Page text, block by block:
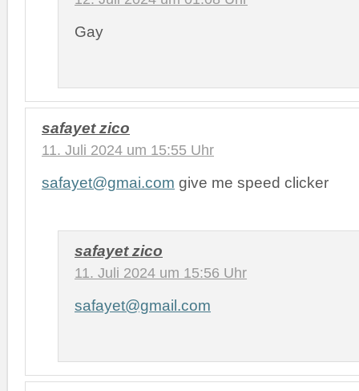
Gay
safayet zico
11. Juli 2024 um 15:55 Uhr
safayet@gmai.com give me speed clicker
safayet zico
11. Juli 2024 um 15:56 Uhr
safayet@gmail.com